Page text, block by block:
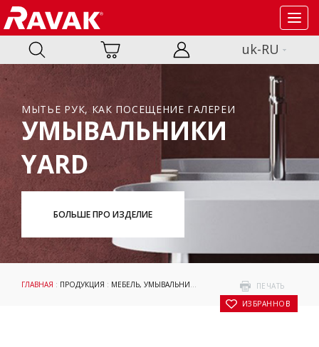
uk-RU
МЫТЬЕ РУК, КАК ПОСЕЩЕНИЕ ГАЛЕРЕИ
УМЫВАЛЬНИКИ
YARD
БОЛЬШЕ ПРО ИЗДЕЛИЕ
ПЕЧАТЬ
В ИЗБРАННОЕ
ГЛАВНАЯ : ПРОДУКЦИЯ : МЕБЕЛЬ, УМЫВАЛЬНИКИ И WC УМЫВАЛЬНИКИ